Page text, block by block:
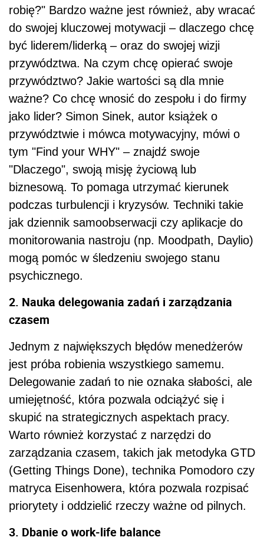
robię?" Bardzo ważne jest również, aby wracać
do swojej kluczowej motywacji – dlaczego chcę
być liderem/liderką – oraz do swojej wizji
przywództwa. Na czym chcę opierać swoje
przywództwo? Jakie wartości są dla mnie
ważne? Co chcę wnosić do zespołu i do firmy
jako lider? Simon Sinek, autor książek o
przywództwie i mówca motywacyjny, mówi o
tym "Find your WHY" – znajdź swoje
"Dlaczego", swoją misję życiową lub
biznesową. To pomaga utrzymać kierunek
podczas turbulencji i kryzysów. Techniki takie
jak dziennik samoobserwacji czy aplikacje do
monitorowania nastroju (np. Moodpath, Daylio)
mogą pomóc w śledzeniu swojego stanu
psychicznego.
2. Nauka delegowania zadań i zarządzania
czasem
Jednym z największych błędów menedżerów
jest próba robienia wszystkiego samemu.
Delegowanie zadań to nie oznaka słabości, ale
umiejętność, która pozwala odciążyć się i
skupić na strategicznych aspektach pracy.
Warto również korzystać z narzędzi do
zarządzania czasem, takich jak metodyka GTD
(Getting Things Done), technika Pomodoro czy
matryca Eisenhowera, która pozwala rozpisać
priorytety i oddzielić rzeczy ważne od pilnych.
3. Dbanie o work-life balance